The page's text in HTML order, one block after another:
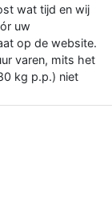
wat tijd en wij
uw
op de website.
varen, mits het
kg p.p.) niet